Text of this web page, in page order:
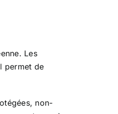
Les
permet de
non-